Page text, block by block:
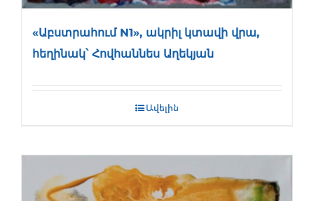
«Աբստրահում N1», ակրիլ կտավի վրա,
հեղինակ՝ Հովհաննես Աղեկյան
Ավելին